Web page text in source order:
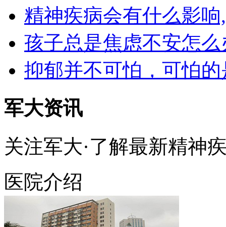
精神疾病会有什么影
孩子总是焦虑不安怎
抑郁并不可怕，可怕
军大资讯
关注军大·了解最新精神
医院介绍